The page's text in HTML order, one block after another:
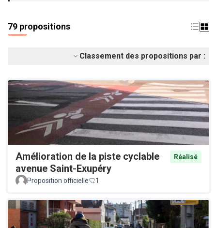
79 propositions
Classement des propositions par :
Amélioration de la piste cyclable
avenue Saint-Exupéry
Réalisé
Proposition officielle 1